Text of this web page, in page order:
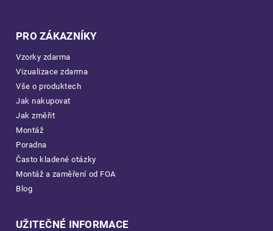
PRO ZÁKAZNÍKY
Vzorky zdarma
Vizualizace zdarma
Vše o produktech
Jak nakupovat
Jak změřit
Montáž
Poradna
Často kladené otázky
Montáž a zaměření od FOA
Blog
UŽITEČNÉ INFORMACE